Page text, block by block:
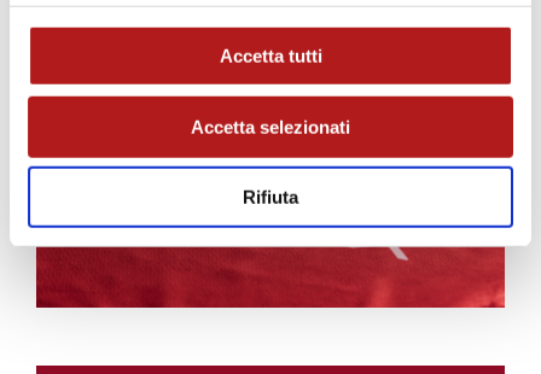
Accetta tutti
Accetta selezionati
Rifiuta